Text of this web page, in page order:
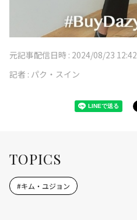
元記事配信日時 : 2024/08/23 12:42
記者 : パク・スイン
TOPICS
#キム・ユジョン